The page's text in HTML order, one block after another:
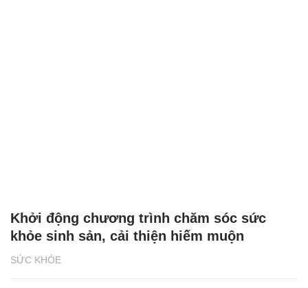
SỨC KHỎE
Khởi động chương trình chăm sóc sức
khỏe sinh sản, cải thiện hiếm muộn